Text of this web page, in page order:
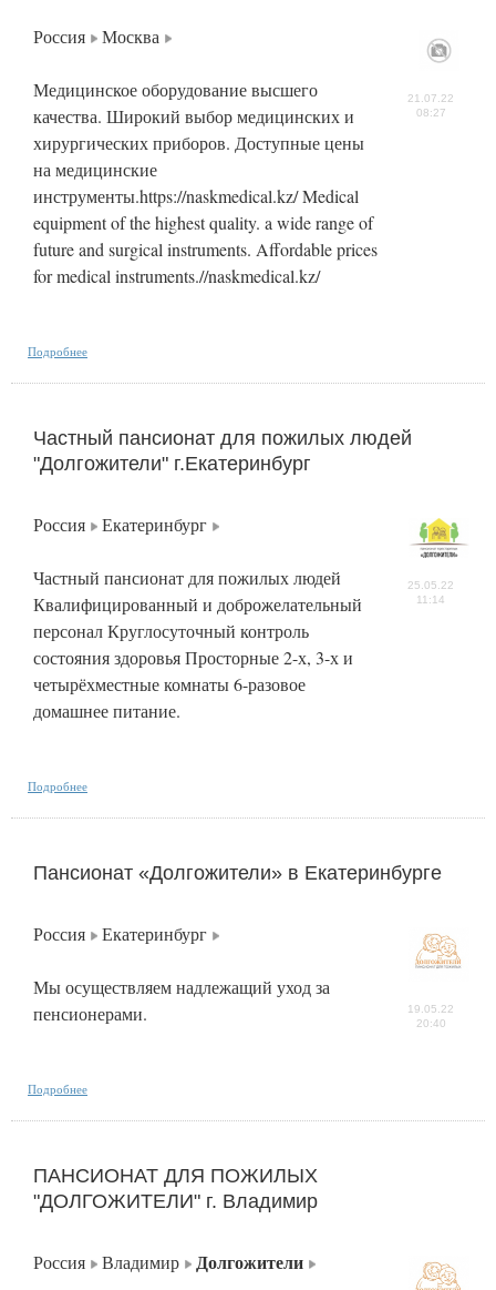
Россия Москва
Медицинское оборудование высшего
качества. Широкий выбор медицинских и
хирургических приборов. Доступные цены
на медицинские
инструменты.https://naskmedical.kz/ Medical
equipment of the highest quality. a wide range of
future and surgical instruments. Affordable prices
for medical instruments.//naskmedical.kz/
21.07.22
08:27
Подробнее
Частный пансионат для пожилых людей
"Долгожители" г.Екатеринбург
Россия Екатеринбург
Частный пансионат для пожилых людей
Квалифицированный и доброжелательный
персонал Круглосуточный контроль
состояния здоровья Просторные 2-х, 3-х и
четырёхместные комнаты 6-разовое
домашнее питание.
25.05.22
11:14
Подробнее
Пансионат «Долгожители» в Екатеринбурге
Россия Екатеринбург
Мы осуществляем надлежащий уход за
пенсионерами.
19.05.22
20:40
Подробнее
ПАНСИОНАТ ДЛЯ ПОЖИЛЫХ
"ДОЛГОЖИТЕЛИ" г. Владимир
Россия Владимир Долгожители